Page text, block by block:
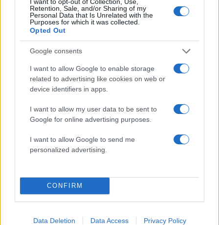
Retention, Sale, and/or Sharing of my
Personal Data that Is Unrelated with the
Purposes for which it was collected.
Opted Out
Google consents
I want to allow Google to enable storage
related to advertising like cookies on web or
device identifiers in apps.
I want to allow my user data to be sent to
Google for online advertising purposes.
I want to allow Google to send me
personalized advertising.
CONFIRM
Data Deletion Data Access Privacy Policy
2000 /2000
Υποβολή σχολίου
Όροι Χρήσης . Το site προστατεύεται από reCAPTCHA, ισχύουν
Κόσμος
ΓΙΟΥΝΚΕΡ
ΜΠΟΡΙΣ ΤΖΟΝΣΟΝ
Ακολουθήστε το Νewsit.gr στο
ενημερωθείτε πρώτοι για όλη την ειδησεογραφία και τα
τελευταία νέατης ημέρας